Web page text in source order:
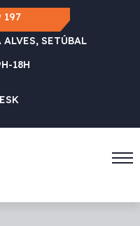
197
ALVES, SETÚBAL
18H